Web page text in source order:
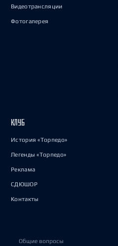
Видеотрансляции
Фотогалерея
КЛУБ
История «Торпедо»
Легенды «Торпедо»
Реклама
СДЮШОР
Контакты
Общие вопросы